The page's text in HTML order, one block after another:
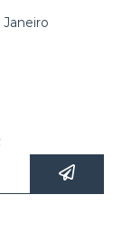
Janeiro